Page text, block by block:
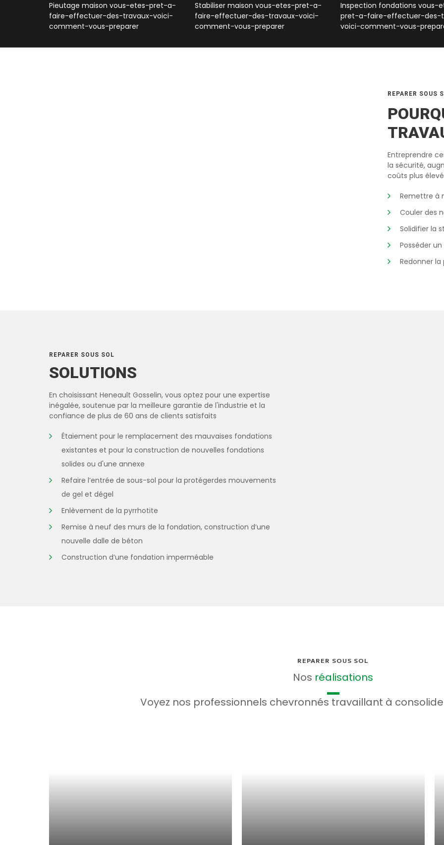
Pieutage maison vous-etes-pret-a-
faire-effectuer-des-travaux-voici-
comment-vous-preparer
Stabiliser maison vous-etes-pret-a-
faire-effectuer-des-travaux-voici-
comment-vous-preparer
Inspection fondations vous-
pret-a-faire-effectuer-des-
voici-comment-vous-
REPARER SOUS
Entreprendre
la sécurité,
coûts plus
Remettre à
Couler des
Solidifier la
Posséder
Redonner
REPARER SOUS SOL
SOLUTIONS
En choisissant Heneault Gosselin, vous optez pour une expertise
inégalée, soutenue par la meilleure garantie de l'industrie et la
confiance de plus de 60 ans de clients satisfaits
Étaiement pour le remplacement des mauvaises fondations
existantes et pour la construction de nouvelles fondations
solides ou d'une annexe
Refaire l’entrée de sous-sol pour la protégerdes mouvements
de gel et dégel
Enlèvement de la pyrrhotite
Remise à neuf des murs de la fondation, construction d’une
nouvelle dalle de béton
Construction d’une fondation imperméable
REPARER SOUS SOL
Nos réalisations
Voyez nos professionnels chevronnés travaillant à